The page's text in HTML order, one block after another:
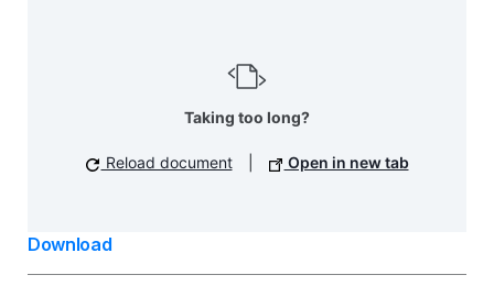
Taking too long?
Reload document Open in new tab
Download